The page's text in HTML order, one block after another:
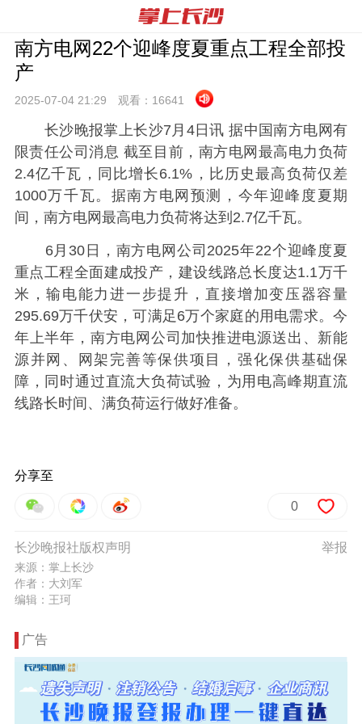
南方电网22个迎峰度夏重点工程全部投
产
2025-07-04 21:29 观看： 16641
长沙晚报掌上长沙7月4日讯 据中国南方电网有
限责任公司消息 截至目前，南方电网最高电力负荷
2.4亿千瓦，同比增长6.1%，比历史最高负荷仅差
1000万千瓦。据南方电网预测，今年迎峰度夏期
间，南方电网最高电力负荷将达到2.7亿千瓦。
6月30日，南方电网公司2025年22个迎峰度夏
重点工程全面建成投产，建设线路总长度达1.1万千
米，输电能力进一步提升，直接增加变压器容量
295.69万千伏安，可满足6万个家庭的用电需求。今
年上半年，南方电网公司加快推进电源送出、新能
源并网、网架完善等保供项目，强化保供基础保
障，同时通过直流大负荷试验，为用电高峰期直流
线路长时间、满负荷运行做好准备。
分享至
0
举报
长沙晚报社版权声明
来源：掌上长沙
作者：大刘军
编辑：王珂
广告